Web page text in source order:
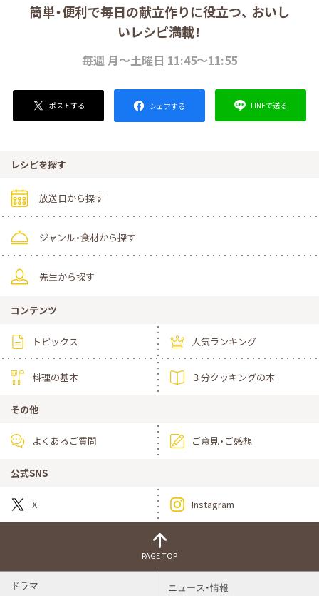
簡単・便利で毎日の献立作りに役立つ、 おいし
いレシピ満載！
毎週 月～土曜日 11:45～11:55
ポストする シェアする LINEで送る
レシピを探す
放送日から探す
ジャンル・食材から探す
先生から探す
コンテンツ
トピックス 人気ランキング
料理の基本 ３分クッキングの本
その他
よくあるご質問 ご意見・ご感想
公式SNS
X Instagram
PAGE TOP
ドラマ ニュース・情報